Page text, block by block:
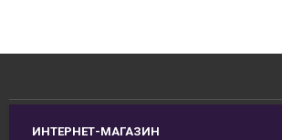
ИНТЕРНЕТ-МАГАЗИН